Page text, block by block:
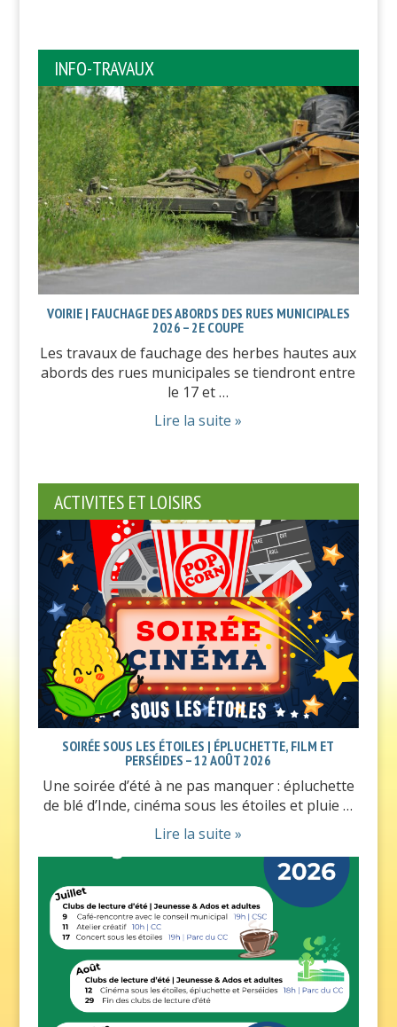
INFO-TRAVAUX
VOIRIE | FAUCHAGE DES ABORDS DES RUES MUNICIPALES
2026 – 2E COUPE
Les travaux de fauchage des herbes hautes aux
abords des rues municipales se tiendront entre
le 17 et …
Lire la suite »
ACTIVITES ET LOISIRS
SOIRÉE SOUS LES ÉTOILES | ÉPLUCHETTE, FILM ET
PERSÉIDES – 12 AOÛT 2026
Une soirée d’été à ne pas manquer : épluchette
de blé d’Inde, cinéma sous les étoiles et pluie …
Lire la suite »